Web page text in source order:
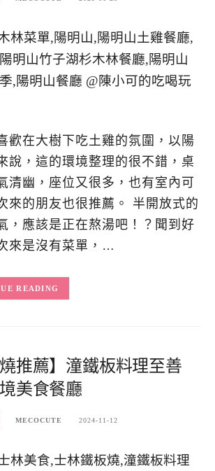
歡在大樹下吃土雞的氛圍，以陽
說，這的環境整理的很不錯，桌
清幽，座位又很多，也有室內可
來的朋友也很推薦。 半開放式的
，應該是正在熬湯吧！？聞到好
來是沒有菜單，…
READING
燒推薦】潼鐵板料理至善
美食餐廳
MECOCUTE 2024-11-12